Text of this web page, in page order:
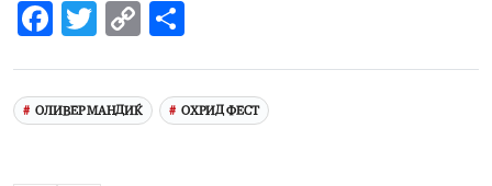
Facebook
Twitter
Copy
ОЛИВЕР МАНДИЌ ОХРИД ФЕСТ